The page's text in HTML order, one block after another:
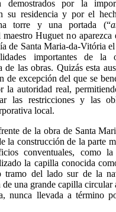
demostrados por la
su residencia y por el
torre y una portada (“
Huguet no aparezca
de Santa Maria-da-Vitória
importantes de
las obras. Quizás esta
de excepción del que se
la autoridad real,
las restricciones y las
local.
de la obra de Santa
la construcción de la parte
conventuales, como la
la capilla conocida
tramo del lado sur de la
una grande capilla
nunca llevada a término